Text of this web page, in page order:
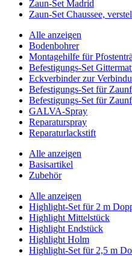
Zaun-Set Madrid
Zaun-Set Chaussee,
Alle anzeigen
Bodenbohrer
Montagehilfe für
Befestigungs-Set
Eckverbinder zur
Befestigungs-Set für
Befestigungs-Set für
GALVA-Spray
Reparaturspray
Reparaturlackstift
Alle anzeigen
Basisartikel
Zubehör
Alle anzeigen
Highlight-Set für 2 m
Highlight Mittelstück
Highlight Endstück
Highlight Holm
Highlight-Set für 2,5 m